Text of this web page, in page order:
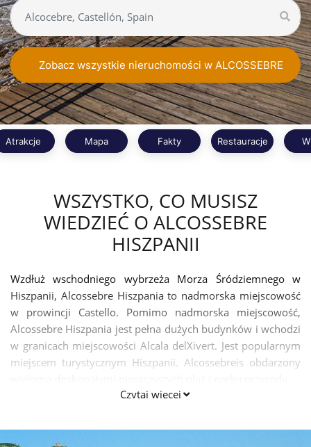
Zobacz wszystkie nieruchomości w ALCOSSEBRE
Atrakcje Mapa Fakty Restauracje
WSZYSTKO, CO MUSISZ
WIEDZIEĆ O ALCOSSEBRE
HISZPANII
Wzdłuż wschodniego wybrzeża Morza Śródziemnego w
Hiszpanii, Alcossebre Hiszpania to nadmorska miejscowość
w prowincji Castello. Pomimo nadmorska miejscowość,
Alcossebre Hiszpania jest pełna dużych budynków i wchodzi
w granicach miejscowości Alcala delXivert. Jest popularnym
miejscem turystycznym Hiszpanii. Alcossebreis obdarzony
Czytaj więcej